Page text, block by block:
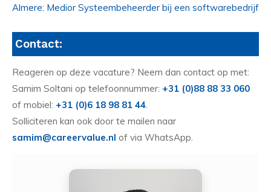
Almere: Medior Systeembeheerder bij een softwarebedrijf
Contact:
Reageren op deze vacature? Neem dan contact op met:
Samim Soltani op telefoonnummer: +31 (0)88 88 33 060
of mobiel: +31 (0)6 18 98 81 44.
Solliciteren kan ook door te mailen naar
samim@careervalue.nl of via WhatsApp.